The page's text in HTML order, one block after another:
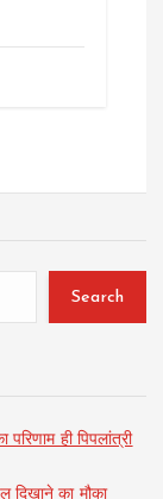
Search
ही पिपलांत्री
दिखाने का मौका